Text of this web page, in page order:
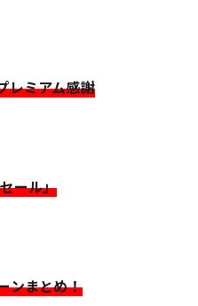
レミアム感謝
ール」
ンまとめ！